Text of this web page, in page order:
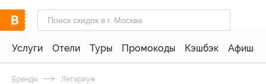
Услуги Отели Туры Промокоды Кэшбэк Афиша
Бренды Летариум